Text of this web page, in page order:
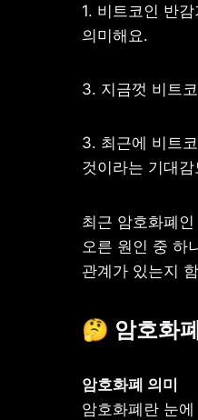
1. 비트코인 반
의미해요.
3. 지금껏 비트
3. 최근에 비트
것이라는 기대
최근 암호화폐
오른 원인 중 하
관계가 있는지
🤔 암호화
암호화폐란 눈